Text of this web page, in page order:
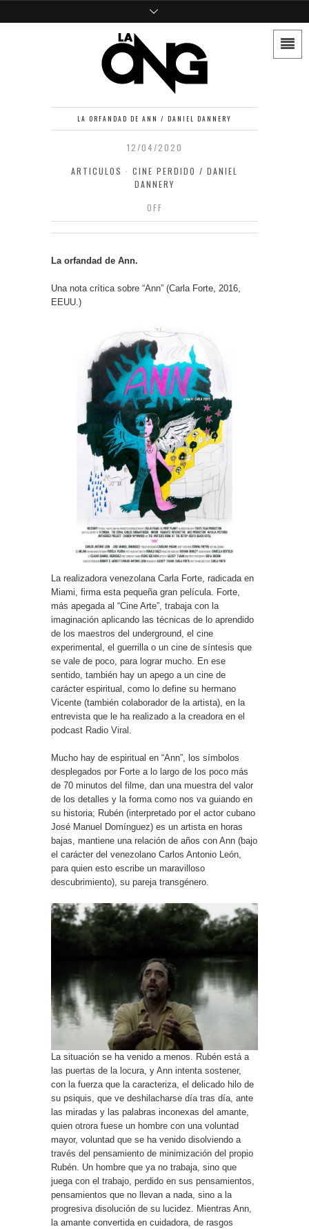
LA ORFANDAD DE ANN / DANIEL DANNERY
12/04/2020
ARTICULOS · CINE PERDIDO / DANIEL
DANNERY
OFF
La orfandad de Ann.
Una nota crítica sobre “Ann” (Carla Forte, 2016,
EEUU.)
La realizadora venezolana Carla Forte, radicada en
Miami, firma esta pequeña gran película. Forte,
más apegada al “Cine Arte”, trabaja con la
imaginación aplicando las técnicas de lo aprendido
de los maestros del underground, el cine
experimental, el guerrilla o un cine de síntesis que
se vale de poco, para lograr mucho. En ese
sentido, también hay un apego a un cine de
carácter espiritual, como lo define su hermano
Vicente (también colaborador de la artista), en la
entrevista que le ha realizado a la creadora en el
podcast Radio Viral .
Mucho hay de espiritual en “Ann”, los símbolos
desplegados por Forte a lo largo de los poco más
de 70 minutos del filme, dan una muestra del valor
de los detalles y la forma como nos va guiando en
su historia; Rubén (interpretado por el actor cubano
José Manuel Domínguez) es un artista en horas
bajas, mantiene una relación de años con Ann (bajo
el carácter del venezolano Carlos Antonio León,
para quien esto escribe un maravilloso
descubrimiento), su pareja transgénero.
La situación se ha venido a menos. Rubén está a
las puertas de la locura, y Ann intenta sostener,
con la fuerza que la caracteriza, el delicado hilo de
su psiquis, que ve deshilacharse día tras día, ante
las miradas y las palabras inconexas del amante,
quien otrora fuese un hombre con una voluntad
mayor, voluntad que se ha venido disolviendo a
través del pensamiento de minimización del propio
Rubén. Un hombre que ya no trabaja, sino que
juega con el trabajo, perdido en sus pensamientos,
pensamientos que no llevan a nada, sino a la
progresiva disolución de su lucidez. Mientras Ann,
la amante convertida en cuidadora, de rasgos